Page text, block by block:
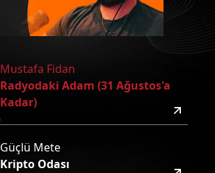
Mustafa Fidan
Radyodaki Adam (31 Ağustos'a
Kadar)
Güçlü Mete
Kripto Odası